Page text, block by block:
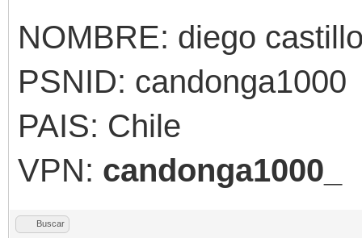
NOMBRE: diego
PSNID: candonga1000
PAIS: Chile
VPN: candonga1000_
Buscar